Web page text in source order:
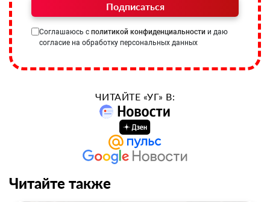
Подписаться
Соглашаюсь с политикой конфиденциальности и даю
согласие на обработку персональных данных
ЧИТАЙТЕ «УГ» В:
Читайте также